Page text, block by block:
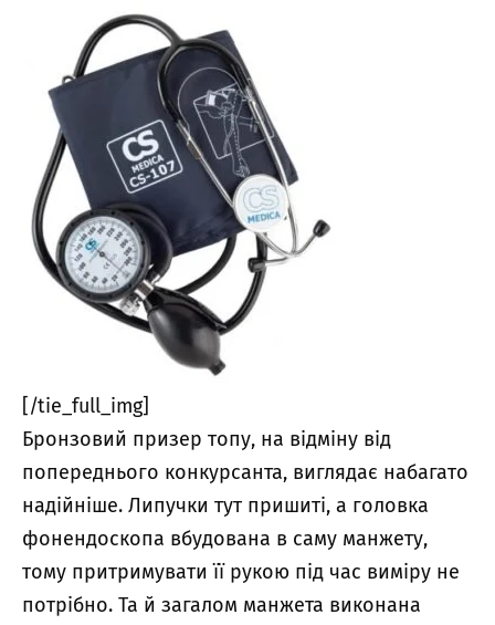
[/tie_full_img]
Бронзовий призер топу, на відміну від
попереднього конкурсанта, виглядає набагато
надійніше. Липучки тут пришиті, а головка
фонендоскопа вбудована в саму манжету,
тому притримувати її рукою під час виміру не
потрібно. Та й загалом манжета виконана